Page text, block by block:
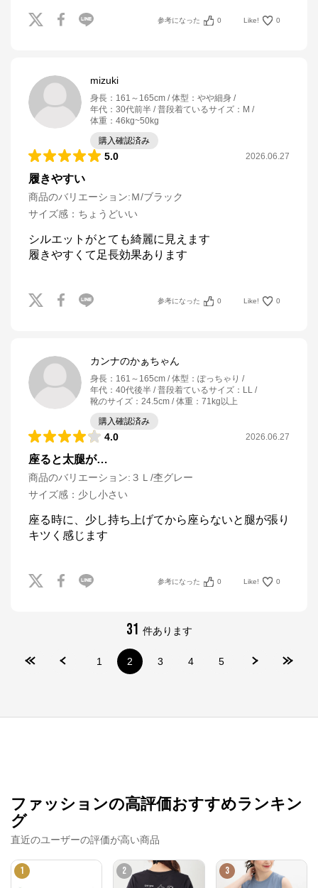
参考になった 0 Like! 0
mizuki
身長 ： 161～165cm 体型 ： やや細身
年代 ： 30代前半 普段着ているサイズ ： M
体重 ： 46kg~50kg
購入確認済み
5.0 2026.06.27
履きやすい
商品のバリエーション:Ｍ/ブラック
サイズ感 ： ちょうどいい
シルエットがとても綺麗に見えます
履きやすくて足長効果あります
参考になった 0 Like! 0
カンナのかぁちゃん
身長 ： 161～165cm 体型 ： ぽっちゃり
年代 ： 40代後半 普段着ているサイズ ： LL
靴のサイズ ： 24.5cm 体重 ： 71kg以上
購入確認済み
4.0 2026.06.27
座ると太腿が…
商品のバリエーション: ３Ｌ/杢グレー
サイズ感 ： 少し小さい
座る時に、少し持ち上げてから座らないと腿が張り
キツく感じます
参考になった 0 Like! 0
31 件あります
1 2 3 4 5
ファッションの高評価おすすめランキン
グ
直近のユーザーの評価が高い商品
1 2 3